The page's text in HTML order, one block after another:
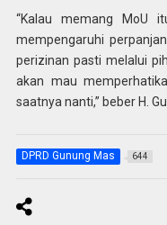
“Kalau memang MoU
mempengaruhi
perizinan pasti melalui
akan mau
saatnya nanti,” beber H.
DPRD Gunung Mas 644